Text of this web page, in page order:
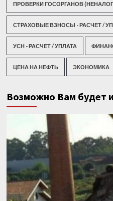
ПРОВЕРКИ ГОСОРГАНОВ
СТРАХОВЫЕ ВЗНОСЫ - РАСЧЕТ /
УСН - РАСЧЕТ / УПЛАТА
ЦЕНА НА НЕФТЬ ЭКОНОМИКА
Возможно Вам будет